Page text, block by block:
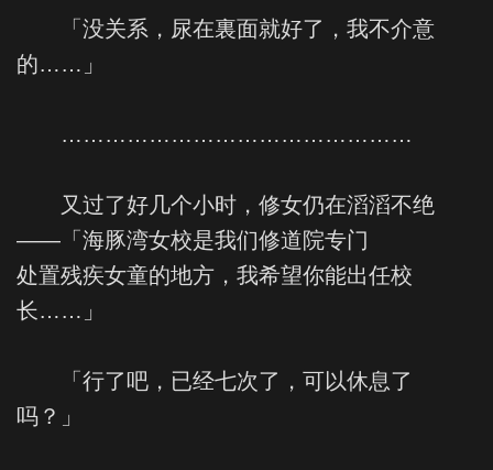
「没关系，尿在裏面就好了，我不介意
的……」
…………………………………………
又过了好几个小时，修女仍在滔滔不绝
——「海豚湾女校是我们修道院专门
处置残疾女童的地方，我希望你能出任校
长……」
「行了吧，已经七次了，可以休息了
吗？」